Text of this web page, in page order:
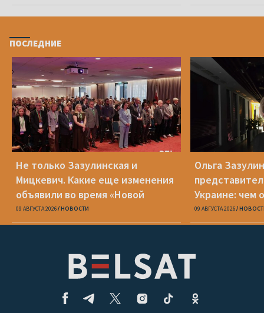
ПОСЛЕДНИЕ
Не только Зазулинская и
Мицкевич. Какие еще изменения
объявили во время «Новой
Беларуси»
09 АВГУСТА 2026 НОВОСТИ
Ольга
Украине: чем
ОПК
09 АВГУСТА 2026